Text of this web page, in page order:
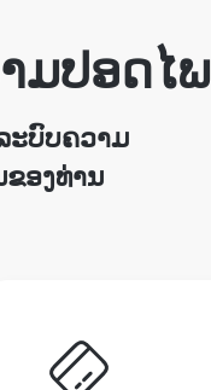
ມປອດໄພ
ະບົບຄວາມ
ອງທ່ານ